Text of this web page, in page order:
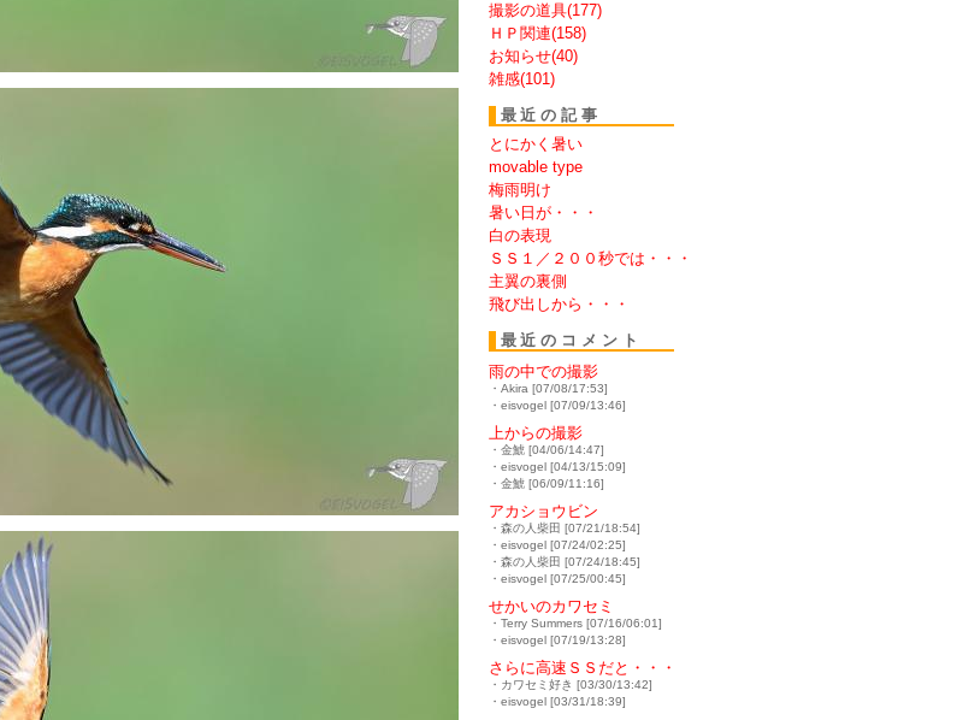
撮影の道具(177)
ＨＰ関連(158)
お知らせ(40)
雑感(101)
最近の記事
とにかく暑い
movable type
梅雨明け
暑い日が・・・
白の表現
ＳＳ１／２００秒では・・・
主翼の裏側
飛び出しから・・・
最近のコメント
雨の中での撮影
・Akira [07/08/17:53]
・eisvogel [07/09/13:46]
上からの撮影
・金鯱 [04/06/14:47]
・eisvogel [04/13/15:09]
・金鯱 [06/09/11:16]
アカショウビン
・森の人柴田 [07/21/18:54]
・eisvogel [07/24/02:25]
・森の人柴田 [07/24/18:45]
・eisvogel [07/25/00:45]
せかいのカワセミ
・Terry Summers [07/16/06:01]
・eisvogel [07/19/13:28]
さらに高速ＳＳだと・・・
・カワセミ好き [03/30/13:42]
・eisvogel [03/31/18:39]